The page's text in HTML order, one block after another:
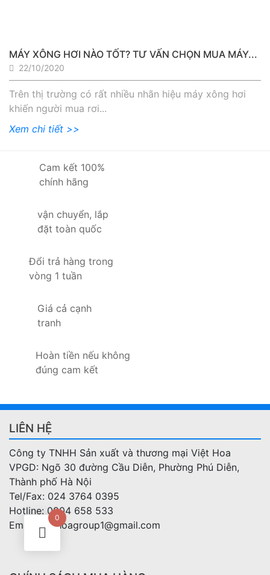
MÁY XÔNG HƠI NÀO TỐT? TƯ VẤN CHỌN MUA MÁY...
22/10/2020
Trên thị trường có rất nhiều nhãn hiệu máy xông hơi
khiến người mua rơi...
Xem chi tiết >>
Cam kết 100%
chính hãng
vận chuyển, lắp
đặt toàn quốc
Đổi trả hàng trong
vòng 1 tuần
Giá cả cạnh
tranh
Hoàn tiền nếu không
đúng cam kết
LIÊN HỆ
Công ty TNHH Sản xuất và thương mại Việt Hoa
VPGD: Ngõ 30 đường Cầu Diễn, Phường Phú Diễn,
Thành phố Hà Nội
Tel/Fax: 024 3764 0395
Hotline: 0904 658 533
Email: viethoagroup1@gmail.com
0